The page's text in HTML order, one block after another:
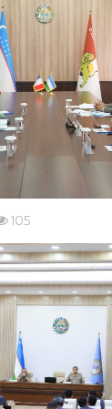
о
и курсов,
между
105